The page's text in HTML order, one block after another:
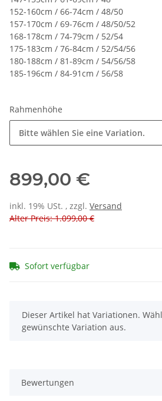
152-160cm / 66-74cm / 48/50
157-170cm / 69-76cm / 48/50/52
168-178cm / 74-79cm / 52/54
175-183cm / 76-84cm / 52/54/56
180-188cm / 81-89cm / 54/56/58
185-196cm / 84-91cm / 56/58
Rahmenhöhe
Bitte wählen Sie eine Variation.
899,00 €
inkl. 19% USt. , zzgl. Versand
Alter Preis: 1.099,00 €
Sofort verfügbar
x
Dieser Artikel hat Variationen.
gewünschte Variation aus.
Bewertungen